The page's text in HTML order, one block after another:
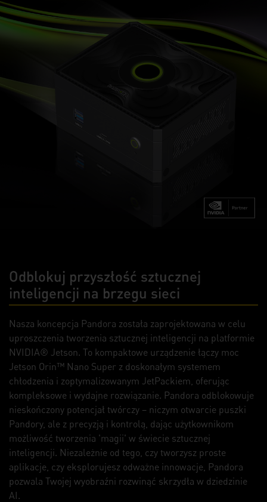
Odblokuj przyszłość sztucznej
inteligencji na brzegu sieci
Nasza koncepcja Pandora została zaprojektowana w celu
uproszczenia tworzenia sztucznej inteligencji na platformie
NVIDIA® Jetson. To kompaktowe urządzenie łączy moc
Jetson Orin™ Nano Super z doskonałym systemem
chłodzenia i zoptymalizowanym JetPackiem, oferując
kompleksowe i wydajne rozwiązanie. Pandora odblokowuje
nieskończony potencjał twórczy – niczym otwarcie puszki
Pandory, ale z precyzją i kontrolą, dając użytkownikom
możliwość tworzenia 'magii' w świecie sztucznej
inteligencji. Niezależnie od tego, czy tworzysz proste
aplikacje, czy eksplorujesz odważne innowacje, Pandora
pozwala Twojej wyobraźni rozwinąć skrzydła w dziedzinie
AI.